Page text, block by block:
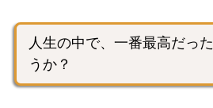
人生の中で、一番最高だっ
うか？